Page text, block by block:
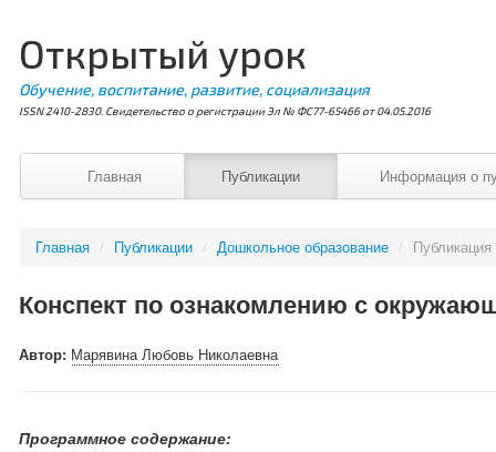
Открытый урок
Обучение, воспитание, развитие, социализация
ISSN 2410-2830. Свидетельство о регистрации Эл № ФС77-65466 от 04.05.2016
Главная Публикации Информация о
Главная / Публикации / Дошкольное образование /
Конспект по ознакомлению с
Автор: Марявина Любовь Николаевна
Программное содержание: